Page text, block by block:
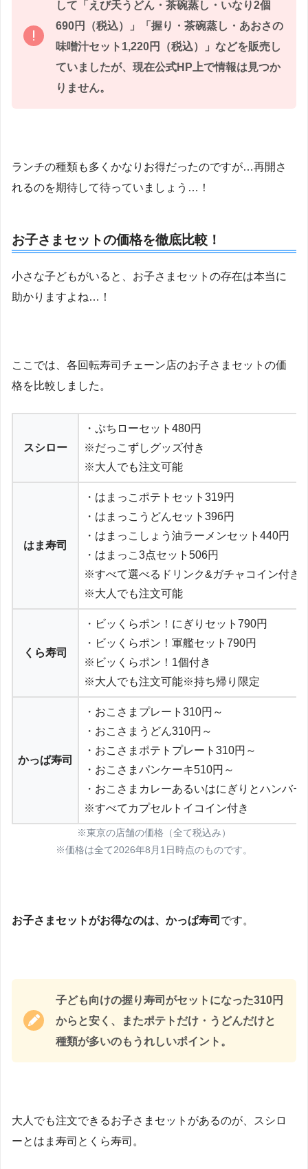
して「えび天うどん・茶碗蒸し・いなり2個
690円（税込）」「握り・茶碗蒸し・あおさの
味噌汁セット1,220円（税込）」などを販売し
ていましたが、現在公式HP上で情報は見つか
りません。
ランチの種類も多くかなりお得だったのですが…再開さ
れるのを期待して待っていましょう…！
お子さまセットの価格を徹底比較！
小さな子どもがいると、お子さまセットの存在は本当に
助かりますよね…！
ここでは、各回転寿司チェーン店のお子さまセットの価
格を比較しました。
スシロー
・ぷちローセット480円
※だっこずしグッズ付き
※大人でも注文可能
はま寿司
・はまっこポテトセット319円
・はまっこうどんセット396円
・はまっこしょう油ラーメンセット440円
・はまっこ3点セット506円
※すべて選べるドリンク&ガチャコイン付き
※大人でも注文可能
くら寿司
・ビッくらポン！にぎりセット790円
・ビッくらポン！軍艦セット790円
※ビッくらポン！1個付き
※大人でも注文可能※持ち帰り限定
かっぱ寿司
・おこさまプレート310円～
・おこさまうどん310円～
・おこさまポテトプレート310円～
・おこさまパンケーキ510円～
・おこさまカレーあるいはにぎりとハンバ
※すべてカプセルトイコイン付き
※東京の店舗の価格（全て税込み）
※価格は全て2026年8月1日時点のものです。
お子さまセットがお得なのは、かっぱ寿司 です。
子ども向けの握り寿司がセットになった310円
からと安く、またポテトだけ・うどんだけと
種類が多いのもうれしいポイント。
大人でも注文できるお子さまセットがあるのが、スシロ
ーとはま寿司とくら寿司。